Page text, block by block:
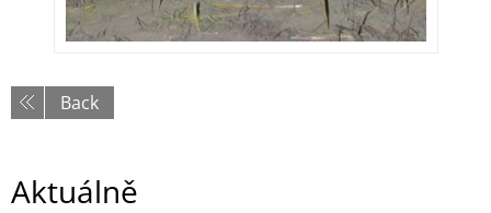
Back
Aktuálně